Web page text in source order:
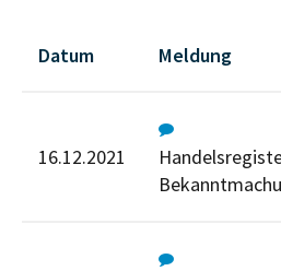
Datum Meldung
16.12.2021